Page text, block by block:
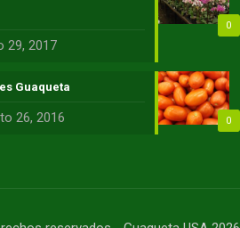
0
29, 2017
0
Guaqueta
26, 2016